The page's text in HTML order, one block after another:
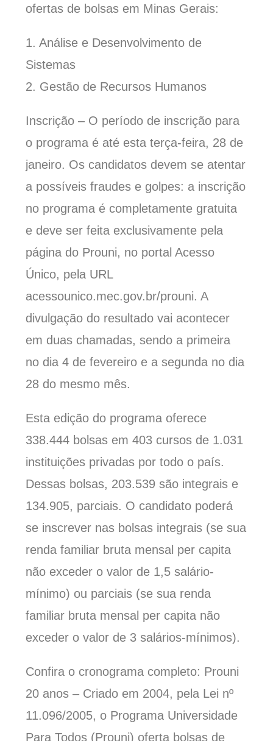
ofertas de bolsas em Minas Gerais:
1. Análise e Desenvolvimento de
Sistemas
2. Gestão de Recursos Humanos
Inscrição – O período de inscrição para
o programa é até esta terça-feira, 28 de
janeiro. Os candidatos devem se atentar
a possíveis fraudes e golpes: a inscrição
no programa é completamente gratuita
e deve ser feita exclusivamente pela
página do Prouni, no portal Acesso
Único, pela URL
acessounico.mec.gov.br/prouni. A
divulgação do resultado vai acontecer
em duas chamadas, sendo a primeira
no dia 4 de fevereiro e a segunda no dia
28 do mesmo mês.
Esta edição do programa oferece
338.444 bolsas em 403 cursos de 1.031
instituições privadas por todo o país.
Dessas bolsas, 203.539 são integrais e
134.905, parciais. O candidato poderá
se inscrever nas bolsas integrais (se sua
renda familiar bruta mensal per capita
não exceder o valor de 1,5 salário-
mínimo) ou parciais (se sua renda
familiar bruta mensal per capita não
exceder o valor de 3 salários-mínimos).
Confira o cronograma completo: Prouni
20 anos – Criado em 2004, pela Lei nº
11.096/2005, o Programa Universidade
Para Todos (Prouni) oferta bolsas de